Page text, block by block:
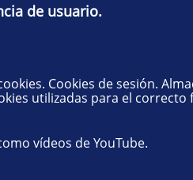
- Secretaría:
de usuario.
Cookies de sesión.
utilizadas para el
vídeos de YouTube.